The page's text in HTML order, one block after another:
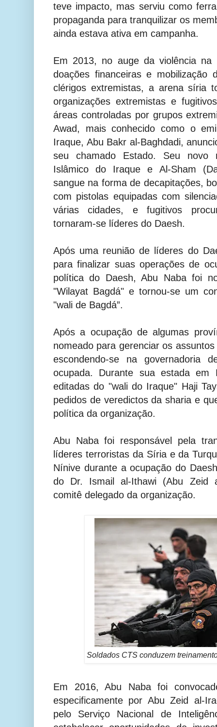
teve impacto, mas serviu como
propaganda para tranquilizar os
ainda estava ativa em campanha.
Em 2013, no auge da violência
doações financeiras e mobilização
clérigos extremistas, a arena síria
organizações extremistas e
áreas controladas por grupos
Awad, mais conhecido como o
Iraque, Abu Bakr al-Baghdadi,
seu chamado Estado. Seu novo
Islâmico do Iraque e Al-Sham
sangue na forma de decapitações,
com pistolas equipadas com
várias cidades, e fugitivos
tornaram-se líderes do Daesh.
Após uma reunião de líderes do
para finalizar suas operações de
política do Daesh, Abu Naba foi
"Wilayat Bagdá" e tornou-se um
"wali de Bagdá”.
Após a ocupação de algumas
nomeado para gerenciar os
escondendo-se na governadoria
ocupada. Durante sua estada em
editadas do "wali do Iraque" Haji
pedidos de veredictos da sharia e
política da organização.
Abu Naba foi responsável pela
líderes terroristas da Síria e da
Nínive durante a ocupação do
do Dr. Ismail al-Ithawi (Abu Zeid
comitê delegado da organização.
Soldados CTS conduzem
Em 2016, Abu Naba foi
especificamente por Abu Zeid al-
pelo Serviço Nacional de